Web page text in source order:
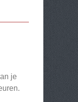
je